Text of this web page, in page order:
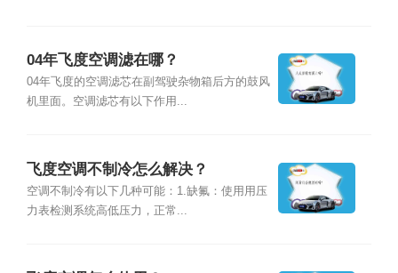
04年飞度空调滤在哪？
04年飞度的空调滤芯在副驾驶杂物箱后方的鼓风
机里面。空调滤芯有以下作用...
飞度空调不制冷怎么解决？
空调不制冷有以下几种可能：1.缺氟：使用用压
力表检测系统高低压力，正常...